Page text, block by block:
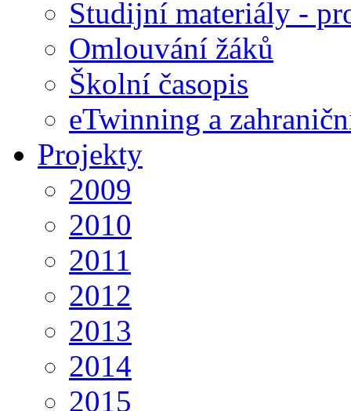
Studijní materiály -
Omlouvání žáků
Školní časopis
eTwinning a
Projekty
2009
2010
2011
2012
2013
2014
2015